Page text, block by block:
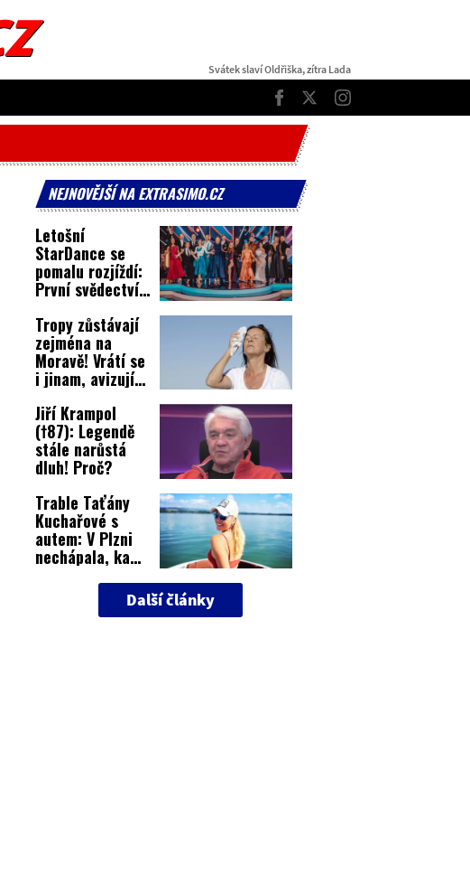
Svátek slaví Oldřiška, zítra Lada
Facebook
TwitterInstagram
NEJNOVĚJŠÍ NA EXTRASIMO.CZ
Letošní
StarDance se
pomalu rozjíždí:
První svědectví z
Tropy zůstávají
zejména na
Moravě! Vrátí se
i jinam, avizují
Jiří Krampol
(†87): Legendě
stále narůstá
dluh! Proč?
Trable Taťány
Kuchařové s
autem: V Plzni
nechápala, kam
Další články